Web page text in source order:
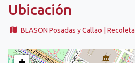
Ubicación
BLASON Posadas y Callao | Recoleta